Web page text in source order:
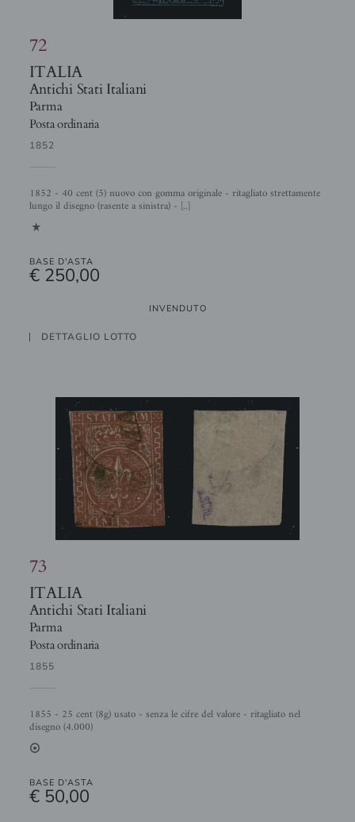
72
ITALIA
Antichi Stati Italiani
Parma
Posta ordinaria
1852
1852 - 40 cent (5) nuovo con gomma originale - ritagliato strettamente
lungo il disegno (rasente a sinistra) - [..]
1
BASE D'ASTA
€ 250,00
INVENDUTO
DETTAGLIO LOTTO
73
ITALIA
Antichi Stati Italiani
Parma
Posta ordinaria
1855
1855 - 25 cent (8g) usato - senza le cifre del valore - ritagliato nel
disegno (4.000)
2
BASE D'ASTA
€ 50,00